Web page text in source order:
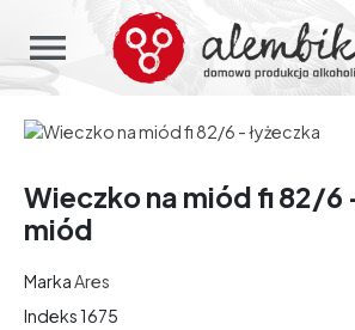
menu
Wieczko na miód fi 82/6
miód
MarkaAres
Indeks1675